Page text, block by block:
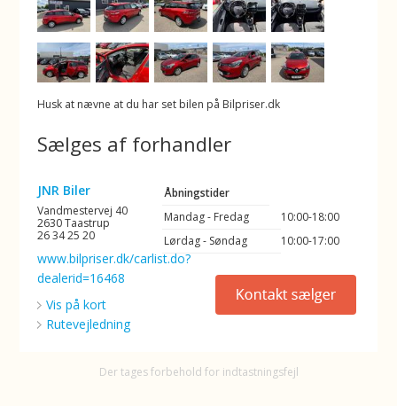
Husk at nævne at du har set bilen på Bilpriser.dk
Sælges af forhandler
JNR Biler
Vandmestervej 40
2630 Taastrup
26 34 25 20
www.bilpriser.dk/carlist.do?
dealerid=16468
Vis på kort
Rutevejledning
Åbningstider
Mandag - Fredag
10:00-18:00
Lørdag - Søndag
10:00-17:00
Der tages forbehold for indtastningsfejl